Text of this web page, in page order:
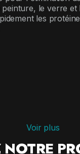
le verre et
les
Voir plus